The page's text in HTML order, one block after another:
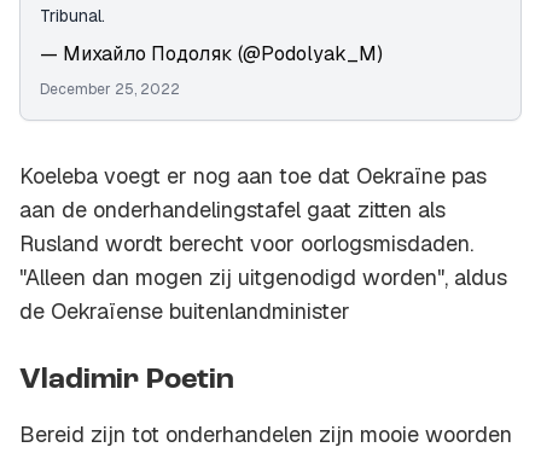
Tribunal.
— Михайло Подоляк (@Podolyak_M)
December 25, 2022
Koeleba voegt er nog aan toe dat Oekraïne pas
aan de onderhandelingstafel gaat zitten als
Rusland wordt berecht voor oorlogsmisdaden.
"Alleen dan mogen zij uitgenodigd worden", aldus
de Oekraïense buitenlandminister
Vladimir Poetin
Bereid zijn tot onderhandelen zijn mooie woorden